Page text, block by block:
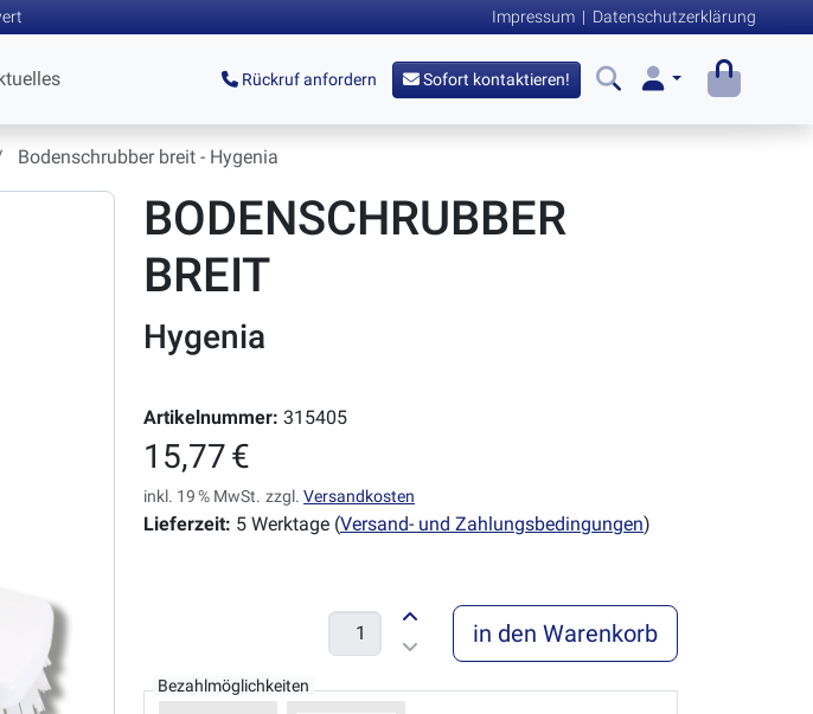
Impressum | Datenschutzerklärung
Rückruf anfordern Sofort kontaktieren!
Bodenschrubber breit - Hygenia
BODENSCHRUBBER
BREIT
Hygenia
Artikelnummer: 315405
15,77 €
inkl. 19 % MwSt. zzgl. Versandkosten
Lieferzeit: 5 Werktage (Versand- und Zahlungsbedingungen)
in den Warenkorb
Bezahlmöglichkeiten